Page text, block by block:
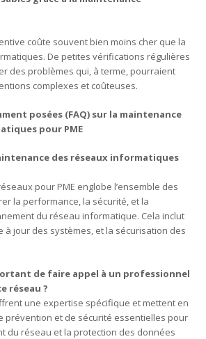
coûte souvent bien moins cher que la
De petites vérifications régulières
des problèmes qui, à terme, pourraient
complexes et coûteuses.
posées (FAQ) sur la maintenance
pour PME
des réseaux informatiques
pour PME englobe l’ensemble des
la performance, la sécurité, et la
du réseau informatique. Cela inclut
à jour des systèmes, et la sécurisation des
de faire appel à un professionnel
réseau ?
une expertise spécifique et mettent en
prévention et de sécurité essentielles pour
du réseau et la protection des données